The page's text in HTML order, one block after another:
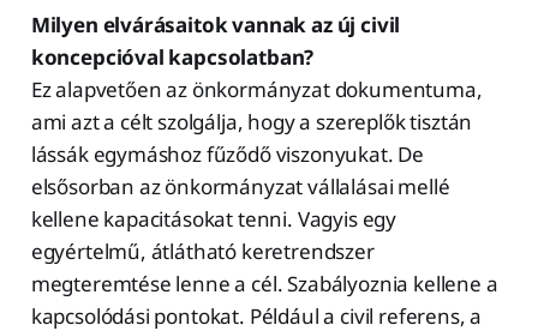
Milyen elvárásaitok vannak az új civil
koncepcióval kapcsolatban?
Ez alapvetően az önkormányzat dokumentuma,
ami azt a célt szolgálja, hogy a szereplők tisztán
lássák egymáshoz fűződő viszonyukat. De
elsősorban az önkormányzat vállalásai mellé
kellene kapacitásokat tenni. Vagyis egy
egyértelmű, átlátható keretrendszer
megteremtése lenne a cél. Szabályoznia kellene a
kapcsolódási pontokat. Például a civil referens, a